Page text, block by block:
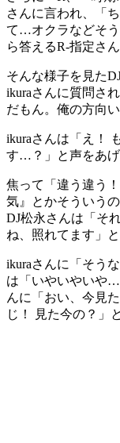
さんに言われ、「
て…オクラなどそ
ら答えるR-指定さん
そんな様子を見た
ikuraさんに質問さ
だもん。俺の方向
ikuraさんは「え！
す…？」と声をあげ
焦って「違う違う
気』とかそういう
DJ松永さんは「そ
ね、照れてます」と
ikuraさんに「そう
は「いやいやいや
んに「おい、今見
じ！ 見た今の？」